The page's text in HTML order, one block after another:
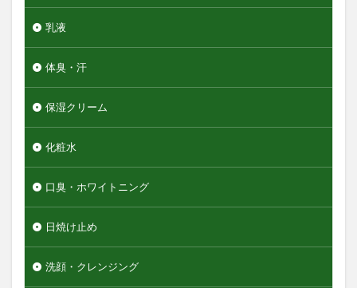
乳液
体臭・汗
保湿クリーム
化粧水
口臭・ホワイトニング
日焼け止め
洗顔・クレンジング